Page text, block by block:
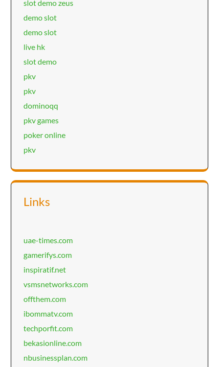
slot demo zeus
demo slot
demo slot
live hk
slot demo
pkv
pkv
dominoqq
pkv games
poker online
pkv
Links
uae-times.com
gamerifys.com
inspiratif.net
vsmsnetworks.com
offthem.com
ibommatv.com
techporfit.com
bekasionline.com
nbusinessplan.com